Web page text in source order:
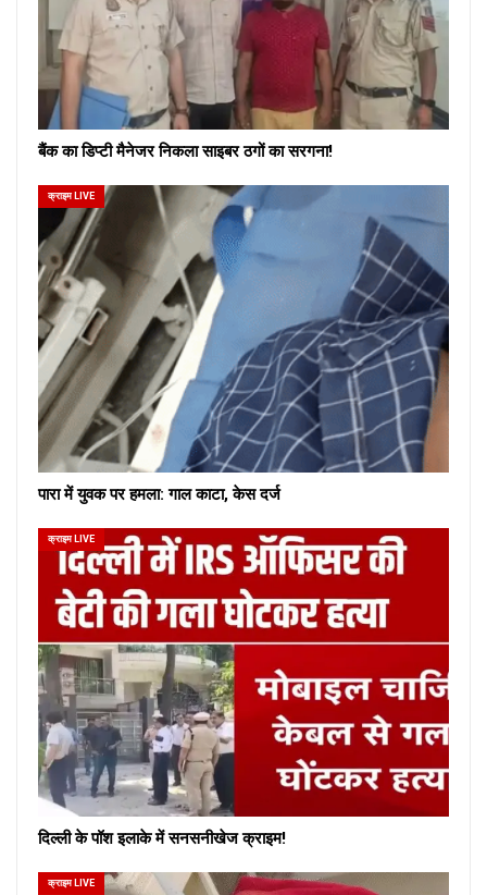
बैंक का डिप्टी मैनेजर निकला साइबर ठगों का सरगना!
क्राइम LIVE
पारा में युवक पर हमला: गाल काटा, केस दर्ज
क्राइम LIVE
दिल्ली के पॉश इलाके में सनसनीखेज क्राइम!
क्राइम LIVE